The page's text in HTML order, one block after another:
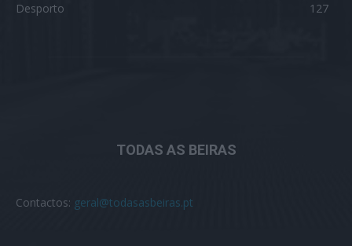
Desporto
127
TODAS AS BEIRAS
Contactos: geral@todasasbeiras.pt